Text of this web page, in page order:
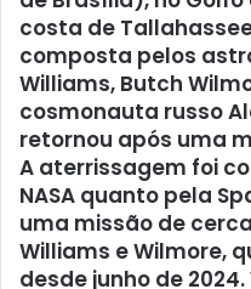
costa de
composta pelos
Williams, Butch
cosmonauta russo
retornou após uma
A aterrissagem foi
NASA quanto pela
uma missão de
Williams e Wilmore,
desde junho de 2024.